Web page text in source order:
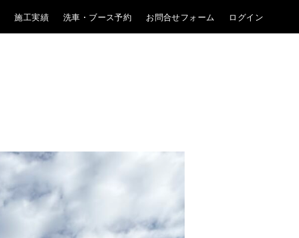
施工実績 洗車・ブース予約 お問合せフォーム ログイン